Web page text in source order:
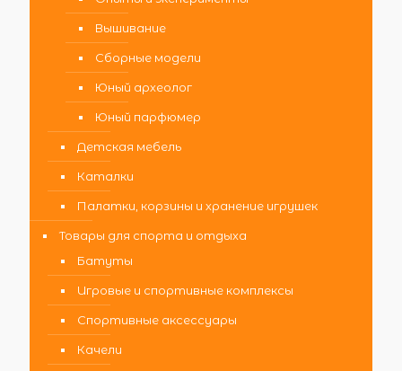
Вышивание
Сборные модели
Юный археолог
Юный парфюмер
Детская мебель
Каталки
Палатки, корзины и хранение игрушек
Товары для спорта и отдыха
Батуты
Игровые и спортивные комплексы
Спортивные аксессуары
Качели